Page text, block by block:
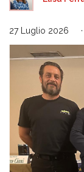
27 Luglio 2026